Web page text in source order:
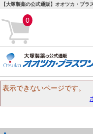
【大塚製薬の公式通販】オオツカ・プラ
0
表示できないページです。